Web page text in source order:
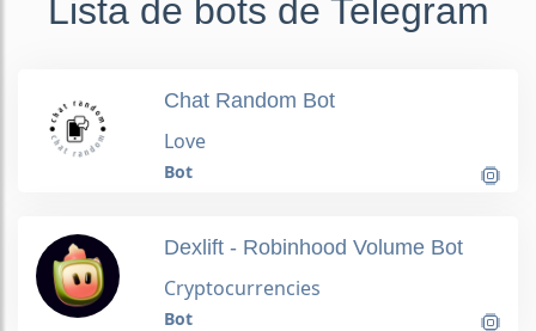
Lista de bots de Telegram
Chat Random Bot
Love
Bot
Dexlift - Robinhood Volume Bot
Cryptocurrencies
Bot